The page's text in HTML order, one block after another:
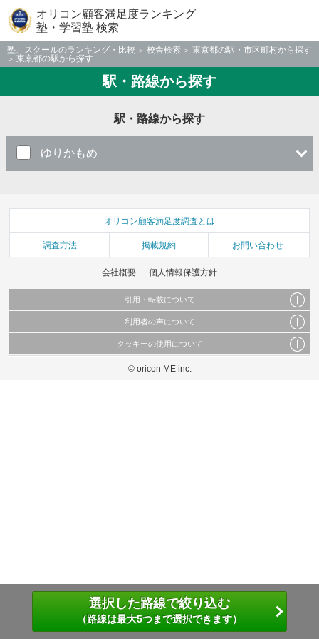
オリコン顧客満足度ランキング
塾・学習塾 検索
塾、スクールのランキング・比較 校舎検索
東京都の駅・市区町村から探す
東京都の駅から探す
駅・路線から探す
駅・路線から探す
ゆりかもめ
選択した路線で絞り込む
（路線は最大5つまで選択できます）
オリコン顧客満足度調査とは
調査方法 掲載規約 お問い合わせ
会社概要 個人情報保護方針
引用・転載について
当サイトで公開されている情報（文字、写真、イラスト、画像データ等）及びこれらの配
これらの情報を権利者の許可なく無断転載・複製などの二次利用を行うことは固く禁じて
利用者の声について
当サイトに掲載している内容はすべてサービスの利用者が提出された見解・感想です。
弊社の見解・ 意見ではないことをご理解いただいた上でご覧ください。
クッキーの使用について
このサイトでは Cookie を使用して、ユーザーに合わせたコンテンツや広告の表示、ソー
© oricon ME inc.